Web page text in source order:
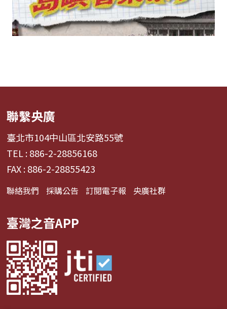
聯繫央廣
臺北市104中山區北安路55號
TEL : 886-2-28856168
FAX : 886-2-28855423
聯絡我們 採購公告 訂閱電子報 央廣社群
臺灣之音APP